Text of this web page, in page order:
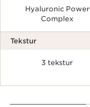
Hyaluronic Power
Complex
Tekstur
3 tekstur